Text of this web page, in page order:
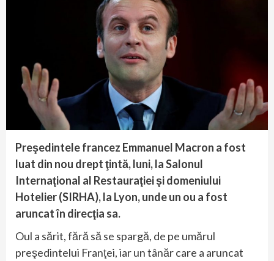
Preşedintele francez Emmanuel Macron a fost
luat din nou drept ţintă, luni, la Salonul
Internaţional al Restauraţiei şi domeniului
Hotelier (SIRHA), la Lyon, unde un ou a fost
aruncat în direcţia sa.
Oul a sărit, fără să se spargă, de pe umărul
preşedintelui Franţei, iar un tânăr care a aruncat